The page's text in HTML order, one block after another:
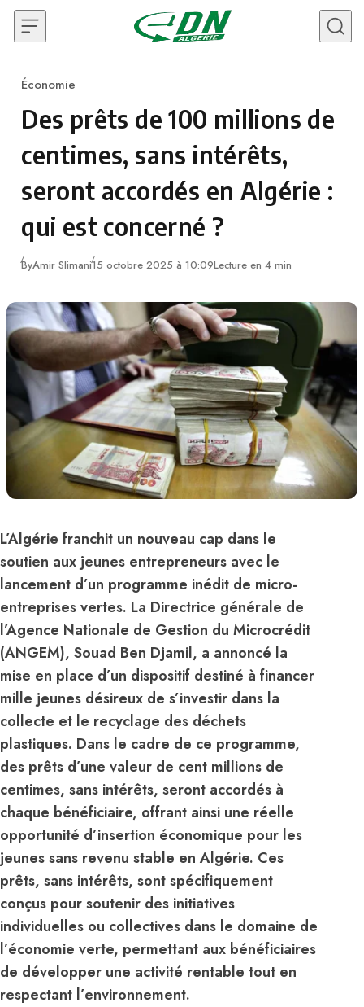
Skip to content
Category
Économie
Des prêts de 100 millions de
centimes, sans intérêts,
seront accordés en Algérie :
qui est concerné ?
ByAmir Slimani15 octobre 2025 à 10:09Lecture en 4 min
L’Algérie franchit un nouveau cap dans le
soutien aux jeunes entrepreneurs avec le
lancement d’un programme inédit de micro-
entreprises vertes. La Directrice générale de
l’Agence Nationale de Gestion du Microcrédit
(ANGEM), Souad Ben Djamil, a annoncé la
mise en place d’un dispositif destiné à financer
mille jeunes désireux de s’investir dans la
collecte et le recyclage des déchets
plastiques. Dans le cadre de ce programme,
des prêts d’une valeur de cent millions de
centimes, sans intérêts, seront accordés à
chaque bénéficiaire, offrant ainsi une réelle
opportunité d’insertion économique pour les
jeunes sans revenu stable en Algérie. Ces
prêts, sans intérêts, sont spécifiquement
conçus pour soutenir des initiatives
individuelles ou collectives dans le domaine de
l’économie verte, permettant aux bénéficiaires
de développer une activité rentable tout en
respectant l’environnement.